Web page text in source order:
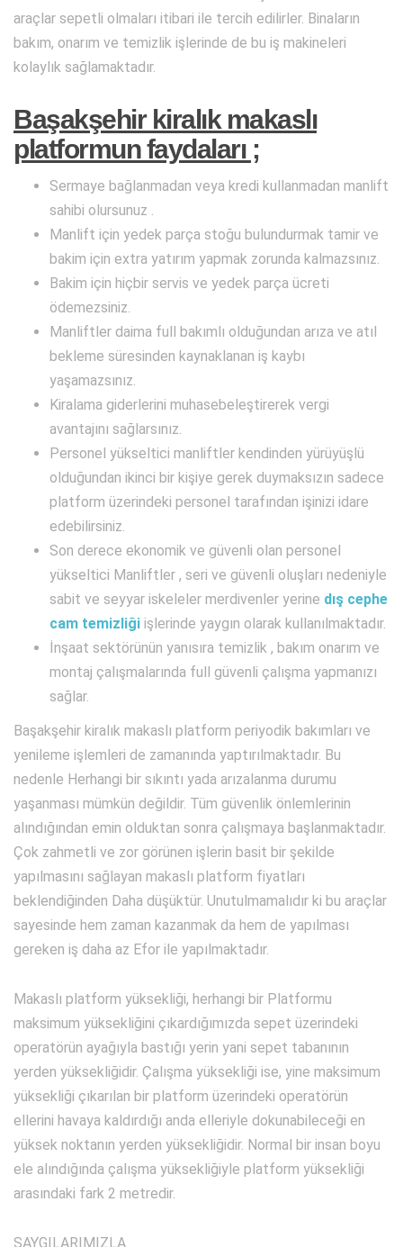
araçlar sepetli olmaları itibari ile tercih edilirler. Binaların
bakım, onarım ve temizlik işlerinde de bu iş makineleri
kolaylık sağlamaktadır.
Başakşehir kiralık makaslı
platformun faydaları ;
Sermaye bağlanmadan veya kredi kullanmadan manlift
sahibi olursunuz .
Manlift için yedek parça stoğu bulundurmak tamir ve
bakim için extra yatırım yapmak zorunda kalmazsınız.
Bakim için hiçbir servis ve yedek parça ücreti
ödemezsiniz.
Manliftler daima full bakımlı olduğundan arıza ve atıl
bekleme süresinden kaynaklanan iş kaybı
yaşamazsınız.
Kiralama giderlerini muhasebeleştirerek vergi
avantajını sağlarsınız.
Personel yükseltici manliftler kendinden yürüyüşlü
olduğundan ikinci bir kişiye gerek duymaksızın sadece
platform üzerindeki personel tarafından işinizi idare
edebilirsiniz.
Son derece ekonomik ve güvenli olan personel
yükseltici Manliftler , seri ve güvenli oluşları nedeniyle
sabit ve seyyar iskeleler merdivenler yerine dış cephe
cam temizliği işlerinde yaygın olarak kullanılmaktadır.
İnşaat sektörünün yanısıra temizlik , bakım onarım ve
montaj çalışmalarında full güvenli çalışma yapmanızı
sağlar.
Başakşehir kiralık makaslı platform periyodik bakımları ve
yenileme işlemleri de zamanında yaptırılmaktadır. Bu
nedenle Herhangi bir sıkıntı yada arızalanma durumu
yaşanması mümkün değildir. Tüm güvenlik önlemlerinin
alındığından emin olduktan sonra çalışmaya başlanmaktadır.
Çok zahmetli ve zor görünen işlerin basit bir şekilde
yapılmasını sağlayan makaslı platform fiyatları
beklendiğinden Daha düşüktür. Unutulmamalıdır ki bu araçlar
sayesinde hem zaman kazanmak da hem de yapılması
gereken iş daha az Efor ile yapılmaktadır.
Makaslı platform yüksekliği, herhangi bir Platformu
maksimum yüksekliğini çıkardığımızda sepet üzerindeki
operatörün ayağıyla bastığı yerin yani sepet tabanının
yerden yüksekliğidir. Çalışma yüksekliği ise, yine maksimum
yüksekliği çıkarılan bir platform üzerindeki operatörün
ellerini havaya kaldırdığı anda elleriyle dokunabileceği en
yüksek noktanın yerden yüksekliğidir. Normal bir insan boyu
ele alındığında çalışma yüksekliğiyle platform yüksekliği
arasındaki fark 2 metredir.
SAYGILARIMIZLA